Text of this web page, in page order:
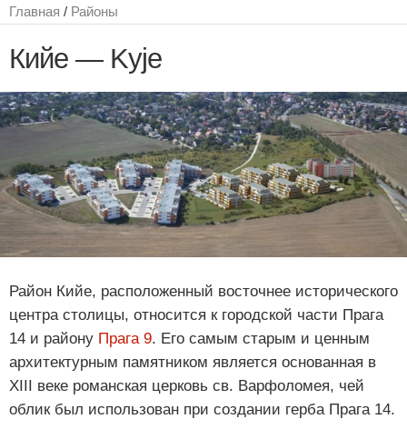
Главная / Районы
Кийе — Kyje
Район Кийе, расположенный восточнее исторического
центра столицы, относится к городской части Прага
14 и району Прага 9. Его самым старым и ценным
архитектурным памятником является основанная в
XIII веке романская церковь св. Варфоломея, чей
облик был использован при создании герба Прага 14.